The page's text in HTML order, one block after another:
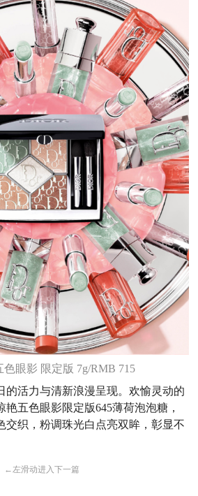
眼影 限定版 7g/RMB 715
的活力与清新浪漫呈现。欢愉灵动的
五色眼影限定版645薄荷泡泡糖，
交织，粉调珠光白点亮双眸，彰显不
← 左滑动进入下一篇